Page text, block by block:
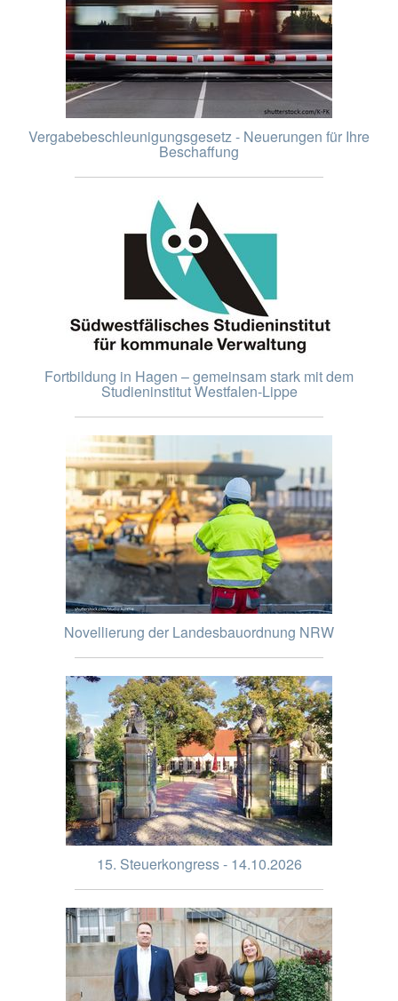
Vergabebeschleunigungsgesetz - Neuerungen für Ihre
Beschaffung
Fortbildung in Hagen – gemeinsam stark mit dem
Studieninstitut Westfalen-Lippe
Novellierung der Landesbauordnung NRW
15. Steuerkongress - 14.10.2026